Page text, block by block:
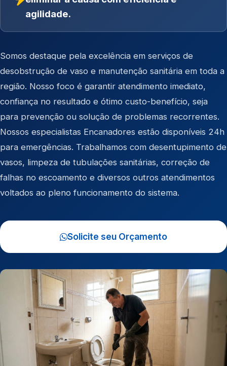
agilidade.
Somos destaque pela excelência em serviços de
desobstrução de vaso e manutenção sanitária em toda a
região. Nosso foco é garantir atendimento imediato,
confiança no resultado e ótimo custo-benefício, seja
para prevenção ou solução de problemas recorrentes.
Nossos especialistas Encanadores estão disponíveis 24h
para emergências. Trabalhamos com desentupimento de
vasos, limpeza de tubulações sanitárias, correção de
falhas no escoamento e diversos outros atendimentos
voltados ao pleno funcionamento do sistema.
Solicite seu Orçamento